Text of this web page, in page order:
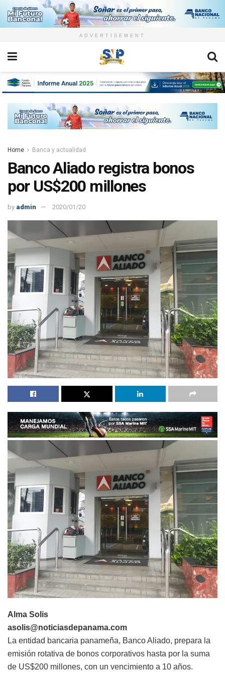
ADVERTISEMENT
Home Banca y actualidad
Banco Aliado registra bonos
por US$200 millones
by admin 2020/01/20
Alma Solis
asolis@noticiasdepanama.com
La entidad bancaria panameña, Banco Aliado, prepara la
emisión rotativa de bonos corporativos hasta por la suma
de US$200 millones, con un vencimiento a 10 años.